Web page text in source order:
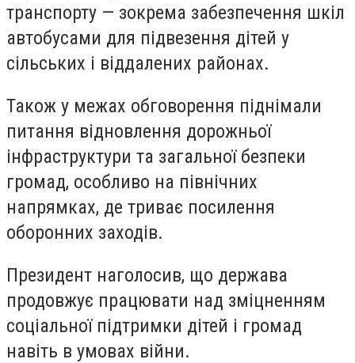
транспорту — зокрема забезпечення шкіл
автобусами для підвезення дітей у
сільських і віддалених районах.
Також у межах обговорення піднімали
питання відновлення дорожньої
інфраструктури та загальної безпеки
громад, особливо на північних
напрямках, де триває посилення
оборонних заходів.
Президент наголосив, що держава
продовжує працювати над зміцненням
соціальної підтримки дітей і громад
навіть в умовах війни.